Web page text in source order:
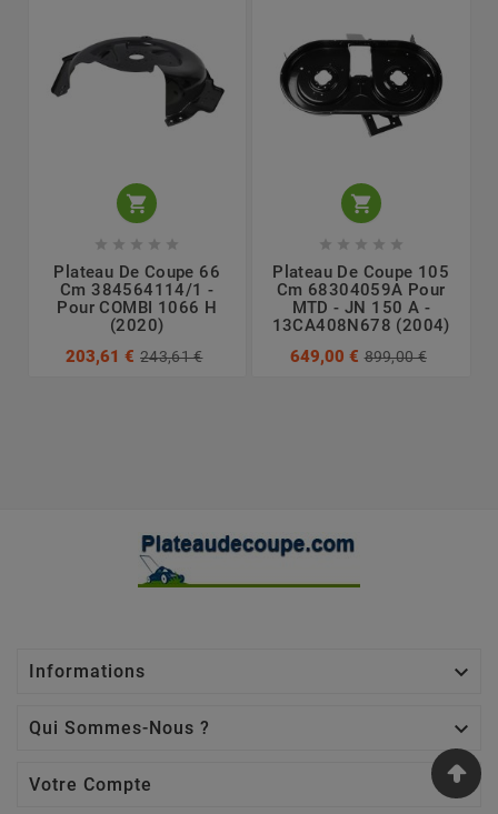

    
Plateau De Coupe 66
Cm 384564114/1 -
Pour COMBI 1066 H
(2020)
203,61 € 243,61 €

    
Plateau De Coupe 105
Cm 68304059A Pour
MTD - JN 150 A -
13CA408N678 (2004)
649,00 € 899,00 €
Informations 
Qui Sommes-Nous ? 
Votre Compte 